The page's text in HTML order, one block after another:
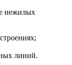
нежилых
линий.